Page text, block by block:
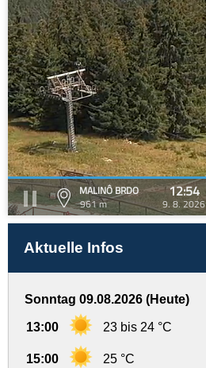
MALINÔ BRDO
961 m
12:54
9. 8. 2026
Aktuelle Infos
Sonntag 09.08.2026 (Heute)
13:00 23 bis 24 °C
15:00 25 °C